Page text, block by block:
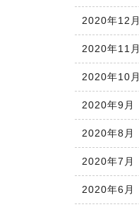
2020年12月
2020年11月
2020年10月
2020年9月
2020年8月
2020年7月
2020年6月